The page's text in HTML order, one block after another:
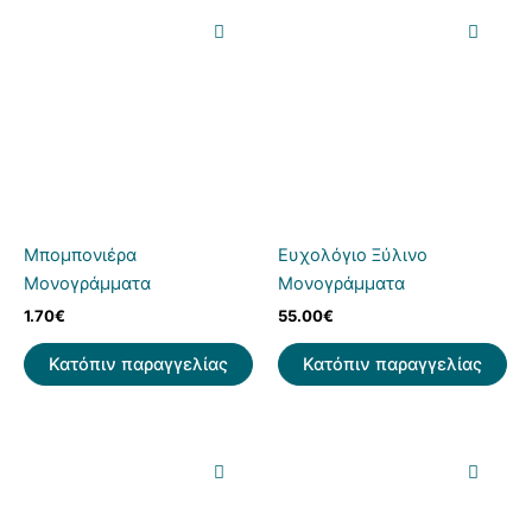
Μπομπονιέρα
Μονογράμματα
1.70€
Κατόπιν παραγγελίας
Ευχολόγιο Ξύλινο
Μονογράμματα
55.00€
Κατόπιν παραγγελίας